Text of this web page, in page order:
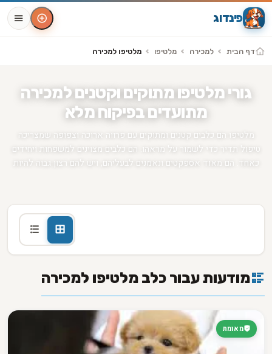
פינדוג
דף הבית למכירה מלטיפו מלטיפו למכירה
גורי מלטיפו מתוקים וקטנים למכירה
מתועדים בפיקוח מלא
מלטיפו הם כלבים קטנים ומתוקים עם פרווה ארוכה וצפופה שמצריכה
טיפול תדיר כדי לשמור על מראהו. הם כלבים מצוינים למשפחות ויחידים
כאחד. הם מאוד אספקטים ונאמנים לבעליהם, ויש להם רצון גבוה להיות
מודעות עבור כלב מלטיפו למכירה
מאומת